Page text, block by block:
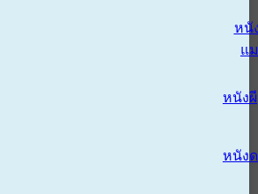
หนั
แ
หนังผี
หนัง